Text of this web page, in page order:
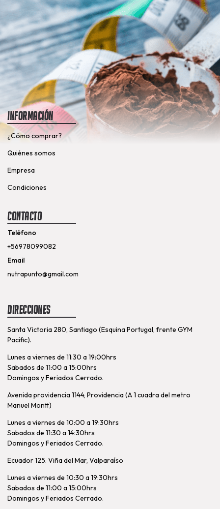
Información
¿Cómo comprar?
Quiénes somos
Empresa
Condiciones
Contacto
Teléfono
+56978099082
Email
nutrapunto@gmail.com
Direcciones
Santa Victoria 280, Santiago (Esquina Portugal, frente GYM
Pacific).
Lunes a viernes de 11:30 a 19:00hrs
Sabados de 11:00 a 15:00hrs
Domingos y Feriados Cerrado.
Avenida providencia 1144, Providencia (A 1 cuadra del metro
Manuel Montt)
Lunes a viernes de 10:00 a 19:30hrs
Sabados de 11:30 a 14:30hrs
Domingos y Feriados Cerrado.
Ecuador 125. Viña del Mar, Valparaíso
Lunes a viernes de 10:30 a 19:30hrs
Sabados de 11:00 a 15:00hrs
Domingos y Feriados Cerrado.